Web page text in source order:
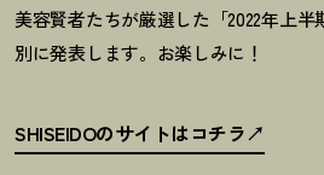
美容賢者たちが厳選した「2022年上
別に発表します。お楽しみに ！
SHISEIDOのサイトはコチラ